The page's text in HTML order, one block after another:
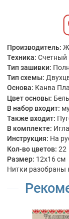
Производитель:
Техника: Счетный
Тип зашивки:
Тип схемы:
Основа: Канва
Цвет основы:
В набор входит:
Также входит:
В комплекте: Игла
Инструкция: На
Кол-во цветов: 22
Размер: 12x16 см
Нитки разобраны